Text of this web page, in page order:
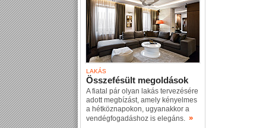
LAKÁS
Összefésült megoldások
A fiatal pár olyan lakás tervezésére
adott megbízást, amely kényelmes
a hétköznapokon, ugyanakkor a
vendégfogadáshoz is elegáns. »